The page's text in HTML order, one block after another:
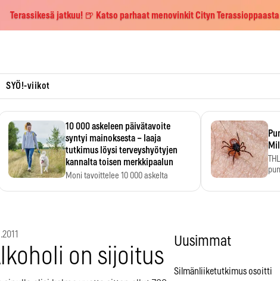
Terassikesä jatkuu! 🍺 Katso parhaat menovinkit Cityn
SYÖ!-viikot
10 000 askeleen päivätavoite
syntyi mainoksesta – laaja
tutkimus löysi terveyshyötyjen
kannalta toisen merkkipaalun
Moni tavoittelee 10 000 askelta
on sijoitus
Uusimmat
Silmänliiketutkimus osoitti